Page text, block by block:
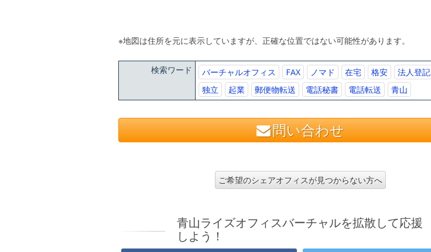
※地図は住所を元に表示していますが、正確な位置ではない可能性があります。
検索ワード バーチャルオフィス FAX ノマド 在宅 格安 法人登記
独立
起業 郵便物転送 電話秘書 電話転送 青山
問い合わせ
ご希望のシェアオフィスが見つからない方へ
青山ライズオフィスバーチャルを拡散して応援
しよう！